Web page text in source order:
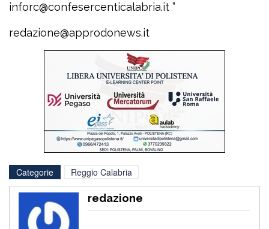
inforc@confesercenticalabria.it ”
redazione@approdonews.it
Categorie Reggio Calabria
redazione